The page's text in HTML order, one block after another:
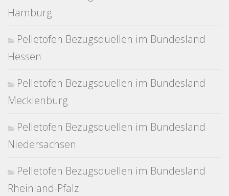
Hamburg
Pelletofen Bezugsquellen im Bundesland
Hessen
Pelletofen Bezugsquellen im Bundesland
Mecklenburg
Pelletofen Bezugsquellen im Bundesland
Niedersachsen
Pelletofen Bezugsquellen im Bundesland
Rheinland-Pfalz